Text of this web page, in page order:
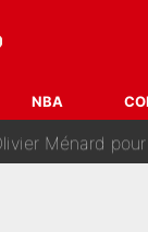
NBA
sacrifié par le
nouvelle
Ménard